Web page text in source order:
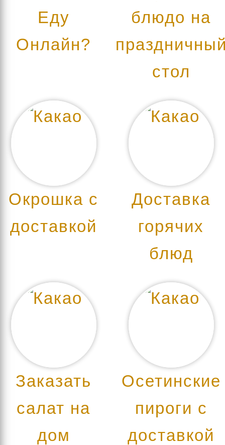
Еду
Онлайн?
блюдо на
стол
Окрошка с
доставкой
Доставка
горячих
блюд
Заказать
салат на
дом
Осетинские
пироги с
доставкой